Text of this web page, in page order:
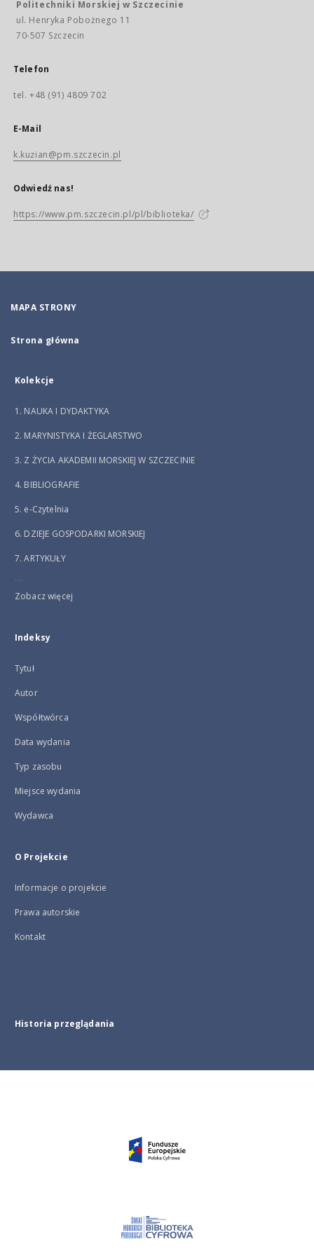
Politechniki Morskiej w Szczecinie
ul. Henryka Pobożnego 11
70-507 Szczecin
Telefon
tel. +48 (91) 4809 702
E-Mail
k.kuzian@pm.szczecin.pl
Odwiedź nas!
https://www.pm.szczecin.pl/pl/biblioteka/
MAPA STRONY
Strona główna
Kolekcje
1. NAUKA I DYDAKTYKA
2. MARYNISTYKA I ŻEGLARSTWO
3. Z ŻYCIA AKADEMII MORSKIEJ W SZCZECINIE
4. BIBLIOGRAFIE
5. e-Czytelnia
6. DZIEJE GOSPODARKI MORSKIEJ
7. ARTYKUŁY
...
Zobacz więcej
Indeksy
Tytuł
Autor
Współtwórca
Data wydania
Typ zasobu
Miejsce wydania
Wydawca
O Projekcie
Informacje o projekcie
Prawa autorskie
Kontakt
Historia przeglądania